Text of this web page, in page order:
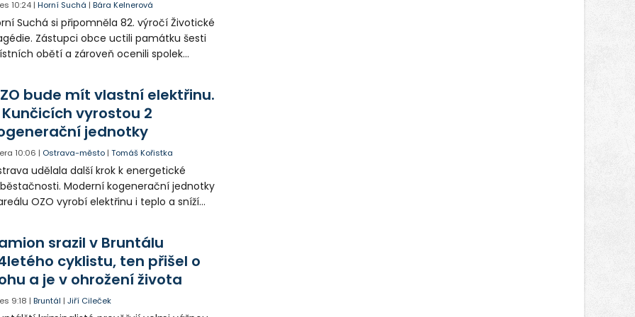
10:24 |Horní Suchá |Bára Kelnerová
Suchá si připomněla 82. výročí Životické
Zástupci obce uctili památku šesti
obětí a zároveň ocenili spolek
bude mít vlastní elektřinu.
Kunčicích vyrostou 2
jednotky
10:06 | Ostrava-město |Tomáš Kořistka
udělala další krok k energetické
Moderní kogenerační jednotky
OZO vyrobí elektřinu i teplo a sníží
srazil v Bruntálu
cyklistu, ten přišel o
a je v ohrožení života
9:18 |Bruntál |Jiří Cileček